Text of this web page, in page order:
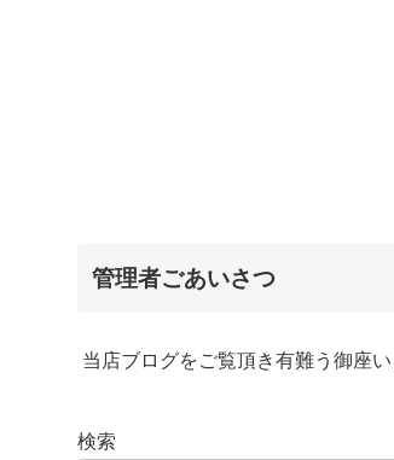
管理者ごあいさつ
当店ブログをご覧頂き有難う御座
検索